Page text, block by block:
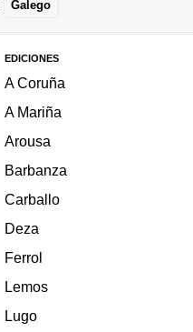
Galego
EDICIONES
A Coruña
A Mariña
Arousa
Barbanza
Carballo
Deza
Ferrol
Lemos
Lugo